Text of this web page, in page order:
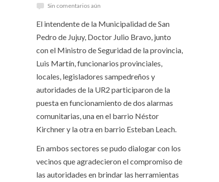
Sin comentarios aún
El intendente de la Municipalidad de San
Pedro de Jujuy, Doctor Julio Bravo, junto
con el Ministro de Seguridad de la provincia,
Luis Martín, funcionarios provinciales,
locales, legisladores sampedreños y
autoridades de la UR2 participaron de la
puesta en funcionamiento de dos alarmas
comunitarias, una en el barrio Néstor
Kirchner y la otra en barrio Esteban Leach.
En ambos sectores se pudo dialogar con los
vecinos que agradecieron el compromiso de
las autoridades en brindar las herramientas